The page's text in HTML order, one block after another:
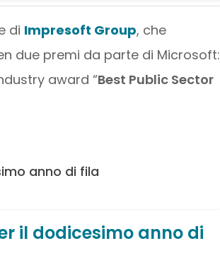
di Impresoft Group, che
due premi da parte di Microsoft:
award “Best Public Sector
anno di fila
il dodicesimo anno di